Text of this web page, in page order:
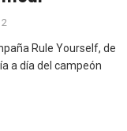
Rule Yourself, de
a día del campeón